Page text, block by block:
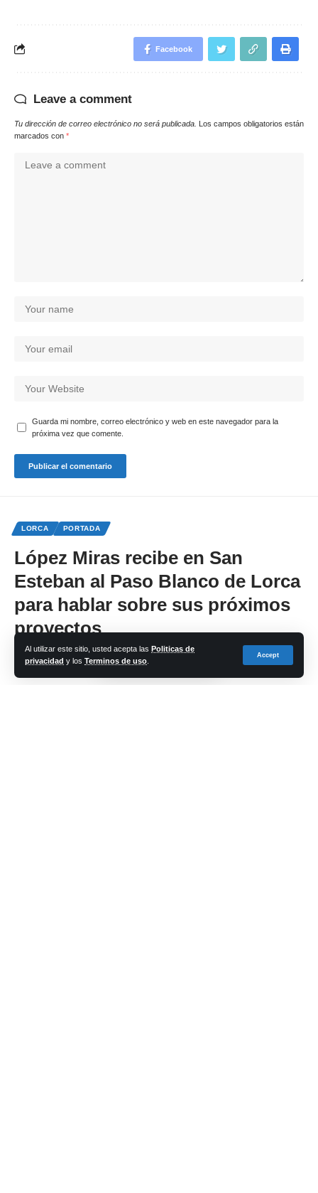
Al utilizar este sitio, usted acepta las Politicas de
privacidad y los Terminos de uso
Accept
Facebook
Leave a comment
Tu dirección de correo electrónico no será publicada. Los campos obligatorios están
marcados con *
Guarda mi nombre, correo electrónico y web en este navegador para la
próxima vez que comente.
LORCA PORTADA
López Miras recibe en San
Esteban al Paso Blanco de Lorca
para hablar sobre sus próximos
proyectos
Share